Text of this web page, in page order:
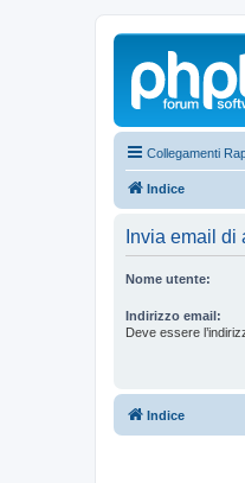
Collegamenti
Indice
Invia email di
Nome utente:
Indirizzo email:
Deve essere
Indice